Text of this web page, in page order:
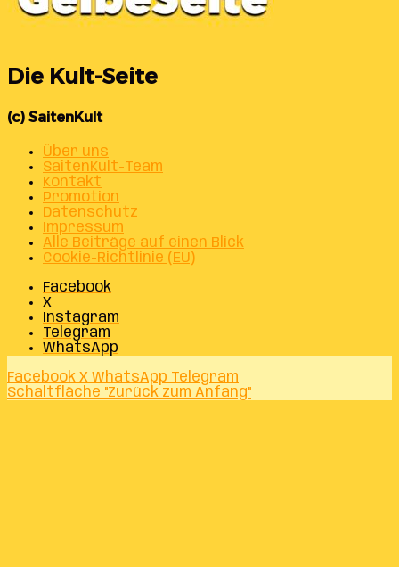
Die Kult-Seite
(c) SaitenKult
Über uns
SaitenKult-Team
Kontakt
Promotion
Datenschutz
Impressum
Alle Beiträge auf einen Blick
Cookie-Richtlinie (EU)
Facebook
X
Instagram
Telegram
WhatsApp
Facebook X WhatsApp Telegram
Schaltfläche "Zurück zum Anfang"